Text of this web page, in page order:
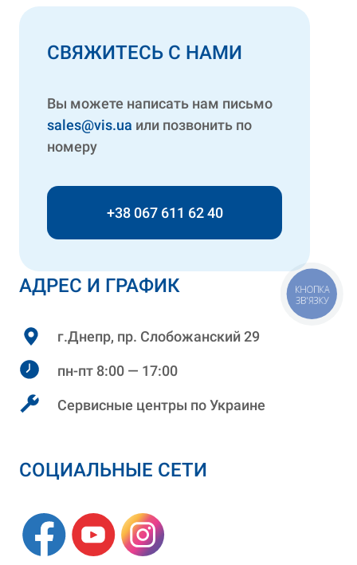
АДРЕС И ГРАФИК
г.Днепр, пр. Слобожанский 29
пн-пт 8:00 — 17:00
Сервисные центры по Украине
СОЦИАЛЬНЫЕ СЕТИ
СВЯЖИТЕСЬ С НАМИ
Вы можете написать нам письмо
sales@vis.ua или позвонить по
номеру
+38 067 611 62 40
КНОПКА
ЗВ'ЯЗКУ